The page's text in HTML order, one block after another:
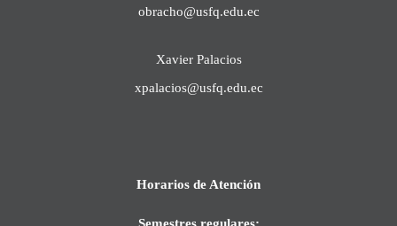
obracho@usfq.edu.ec
Xavier Palacios
xpalacios@usfq.edu.ec
Horarios de Atención
Semestres regulares: